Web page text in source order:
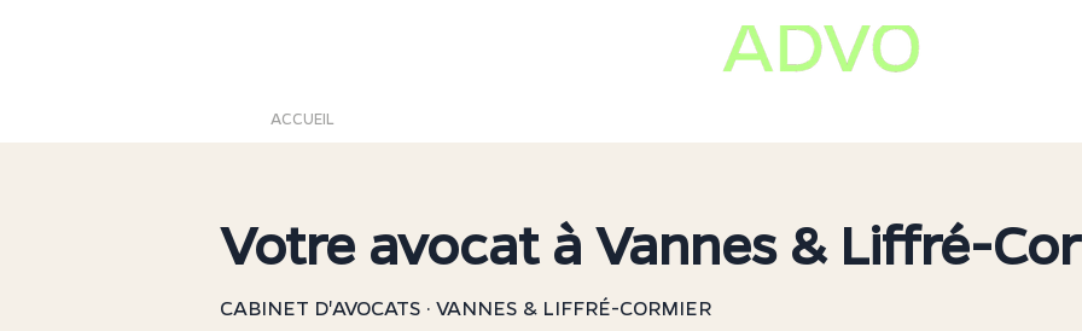
ACCUEIL
Votre avocat à Vannes & Liffré-
CABINET D'AVOCATS · VANNES & LIFFRÉ-CORMIER